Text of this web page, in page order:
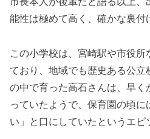
能性は極めて高く、確かな裏付
この小学校は、宮崎駅や市役所
ており、地域でも歴史ある公
の中で育った高石さんは、早
っていたようで、保育園の頃に
い」と口にしていたというエピ